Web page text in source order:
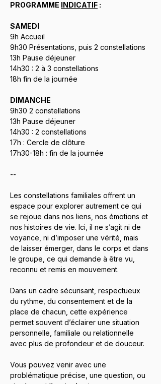
PROGRAMME INDICATIF :
SAMEDI
9h Accueil
9h30 Présentations, puis 2 constellations
13h Pause déjeuner
14h30 : 2 à 3 constellations
18h fin de la journée
DIMANCHE
9h30 2 constellations
13h Pause déjeuner
14h30 : 2 constellations
17h : Cercle de clôture
17h30-18h : fin de la journée
--
Les constellations familiales offrent un
espace pour explorer autrement ce qui
se rejoue dans nos liens, nos émotions et
nos histoires de vie. Ici, il ne s’agit ni de
voyance, ni d’imposer une vérité, mais
de laisser émerger, dans le corps et dans
le groupe, ce qui demande à être vu,
reconnu et remis en mouvement.
Dans un cadre sécurisant, respectueux
du rythme, du consentement et de la
place de chacun, cette expérience
permet souvent d’éclairer une situation
personnelle, familiale ou relationnelle
avec plus de profondeur et de douceur.
Vous pouvez venir avec une
problématique précise, une question, ou